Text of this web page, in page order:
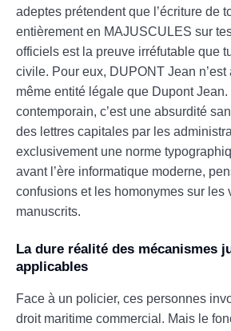
adeptes prétendent que l’écriture de
entièrement en MAJUSCULES sur
officiels est la preuve irréfutable que
civile. Pour eux, DUPONT Jean
même entité légale que Dupont
contemporain, c’est une absurdité
des lettres capitales par les
exclusivement une norme
avant l’ère informatique moderne,
confusions et les homonymes sur les
manuscrits.
La dure réalité des mécanismes
applicables
Face à un policier, ces personnes
droit maritime commercial. Mais le